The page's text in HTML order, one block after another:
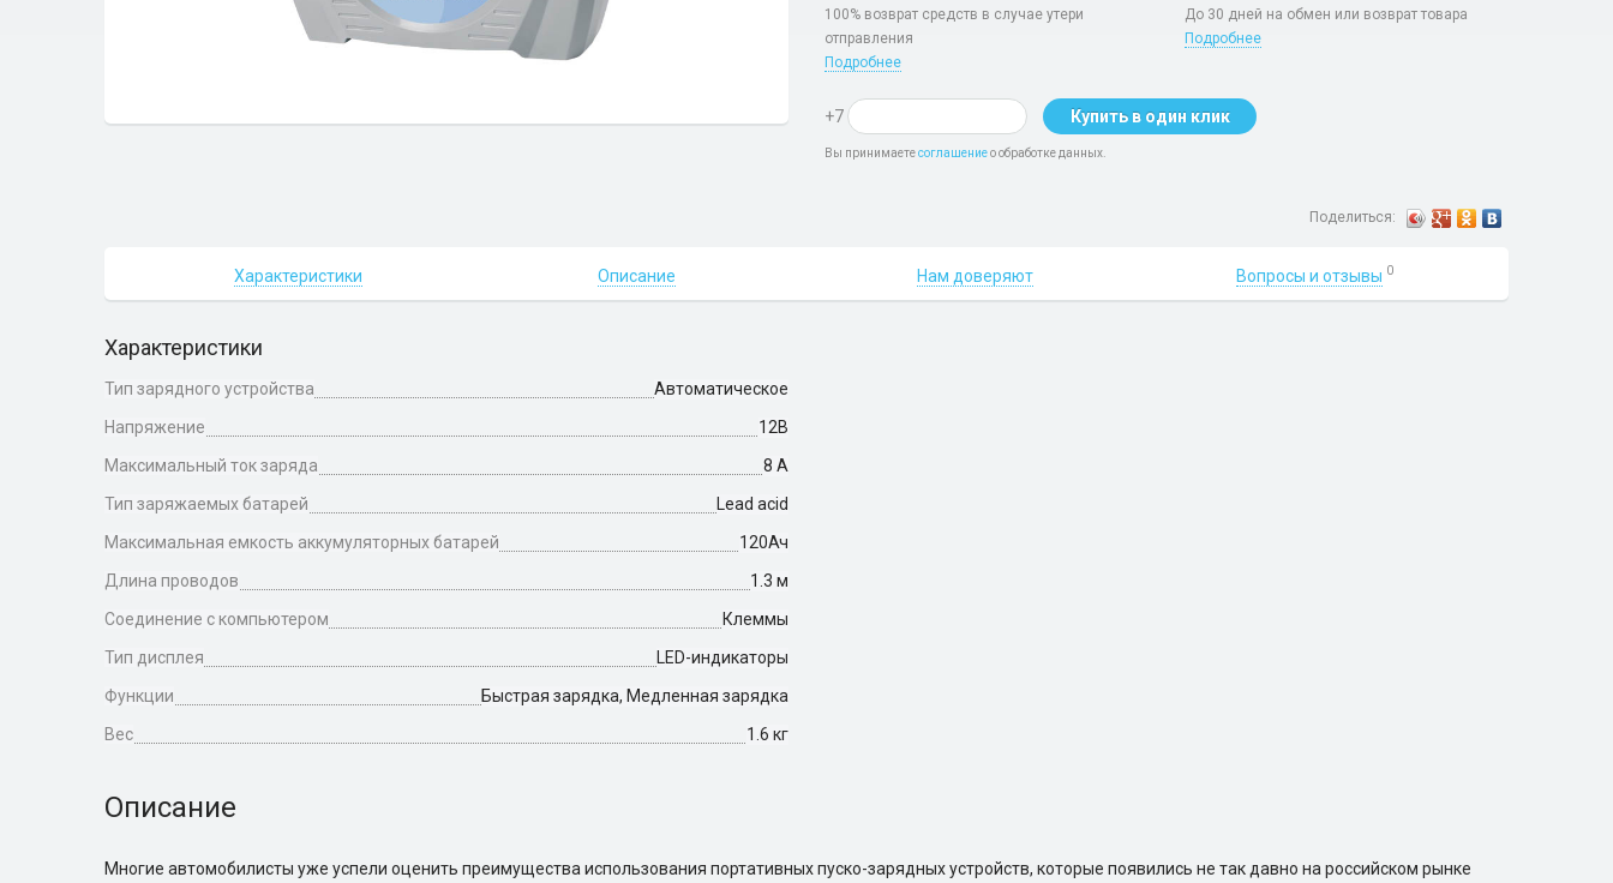
100% возврат средств в случае утери
отправления
Подробнее
До 30 дней на обмен или возврат товара
Подробнее
+7 Купить в один клик
Вы принимаетесоглашениео обработке данных.
Поделиться:
Характеристики Описание Нам доверяют Вопросы и отзывы 0
Характеристики
Тип зарядного устройства
Автоматическое
Напряжение
12B
Максимальный ток заряда
8 A
Тип заряжаемых батарей
Lead acid
Максимальная емкость аккумуляторных батарей
120Ач
Длина проводов
1.3 м
Соединение с компьютером
Клеммы
Тип дисплея
LED-индикаторы
Функции
Быстрая зарядка, Медленная зарядка
Bес
1.6 кг
Описание
Многие автомобилисты уже успели оценить преимущества использования портативных пуско-зарядных устройств, которые появились не так давно на российском рынке